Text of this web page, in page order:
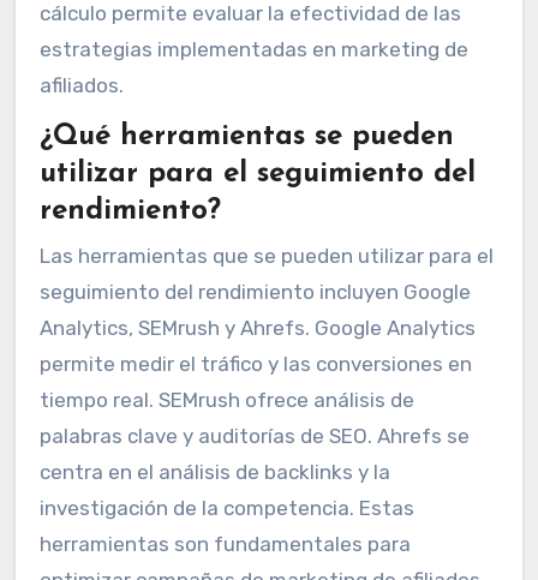
cálculo permite evaluar la efectividad de las
estrategias implementadas en marketing de
afiliados.
¿Qué herramientas se pueden
utilizar para el seguimiento del
rendimiento?
Las herramientas que se pueden utilizar para el
seguimiento del rendimiento incluyen Google
Analytics, SEMrush y Ahrefs. Google Analytics
permite medir el tráfico y las conversiones en
tiempo real. SEMrush ofrece análisis de
palabras clave y auditorías de SEO. Ahrefs se
centra en el análisis de backlinks y la
investigación de la competencia. Estas
herramientas son fundamentales para